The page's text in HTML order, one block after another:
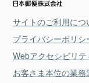
サイトのご利用につ
プライバシーポリシ
Webアクセシビリ
お客さま本位の業